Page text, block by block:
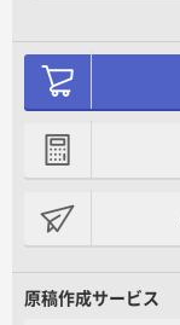
原稿作成サービス